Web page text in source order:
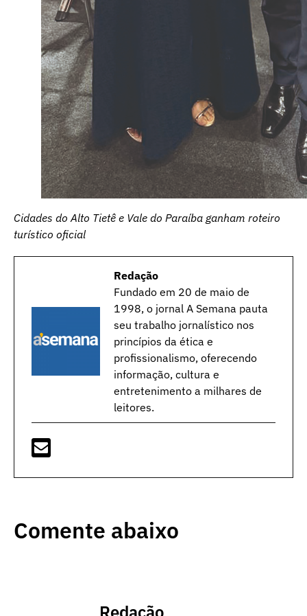
Cidades do Alto Tietê e Vale do Paraíba ganham roteiro
turístico oficial
Redação
Fundado em 20 de maio de
1998, o jornal A Semana pauta
seu trabalho jornalístico nos
princípios da ética e
profissionalismo, oferecendo
informação, cultura e
entretenimento a milhares de
leitores.
Comente abaixo